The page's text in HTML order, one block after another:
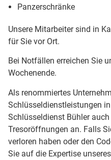
Panzerschränke
Unsere Mitarbeiter sind in
für Sie vor Ort.
Bei Notfällen erreichen Sie
Wochenende.
Als renommiertes
Schlüsseldienstleistungen
Schlüsseldienst Bühler
Tresoröffnungen an. Falls
verloren haben oder den
Sie auf die Expertise